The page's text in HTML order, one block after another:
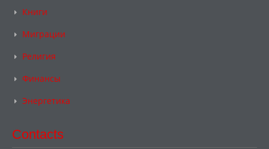
Книги
Миграции
Религия
Финансы
Энергетика
Contacts